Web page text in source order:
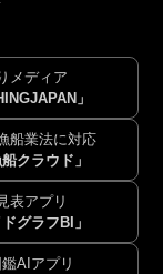
メディア
」
船業法に対応
船クラウド」
表アプリ
ドグラフBI」
AIアプリ